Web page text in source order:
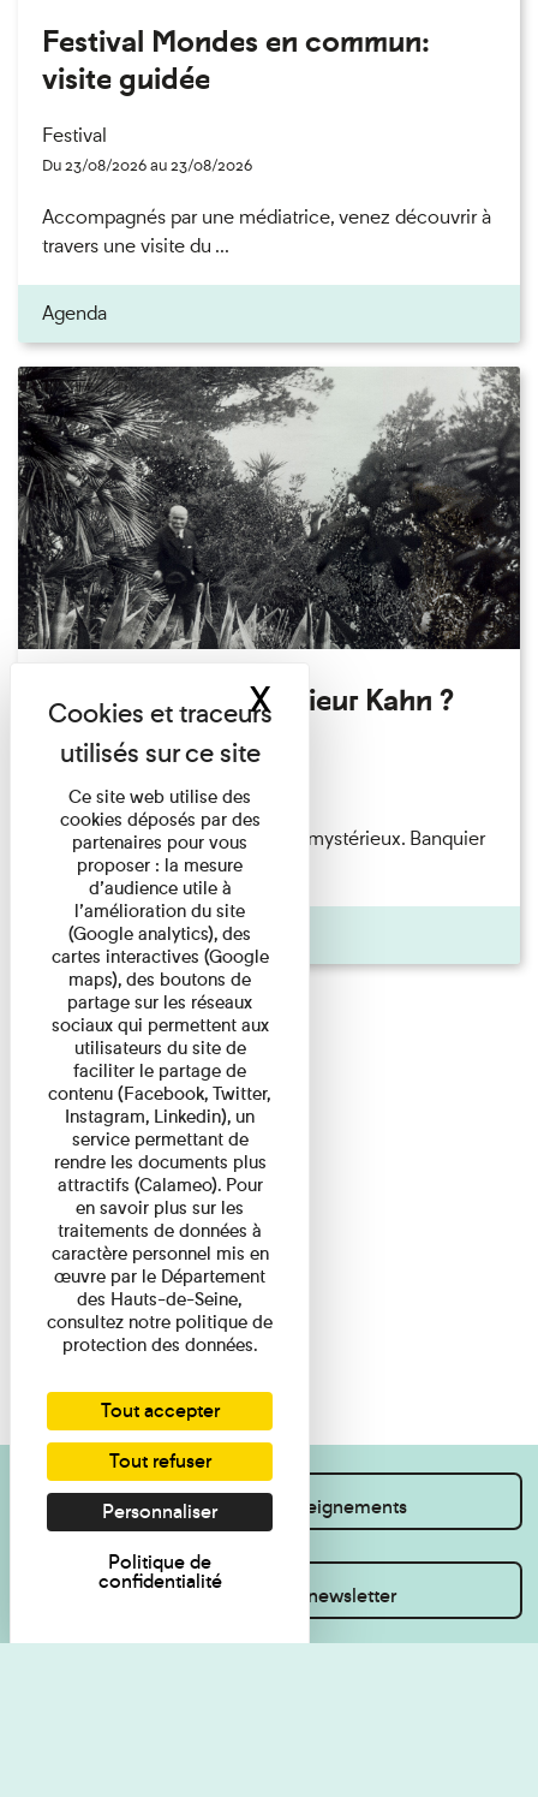
Festival Mondes en commun:
visite guidée
Festival
Du 23/08/2026 au 23/08/2026
Accompagnés par une médiatrice, venez découvrir à
travers une visite du ...
Agenda
Qui êtes-vous Monsieur Kahn ?
Exposition permanente
Du 15/08/2026 au 15/08/2026
Albert Kahn est un personnage mystérieux. Banquier
d'origine modeste, il a ...
Agenda
Je souhaite des renseignements
Inscrivez-vous à la newsletter
Ce site web utilise des
cookies déposés par des
partenaires pour vous
proposer : la mesure
d’audience utile à
l’amélioration du site
(Google analytics), des
cartes interactives (Google
maps), des boutons de
partage sur les réseaux
sociaux qui permettent aux
utilisateurs du site de
faciliter le partage de
contenu (Facebook, Twitter,
Instagram, Linkedin), un
service permettant de
rendre les documents plus
attractifs (Calameo). Pour
en savoir plus sur les
traitements de données à
caractère personnel mis en
œuvre par le Département
des Hauts-de-Seine,
consultez notre politique de
protection des données.
Tout accepter
Tout refuser
Personnaliser
Politique de
confidentialité
XMasquer le